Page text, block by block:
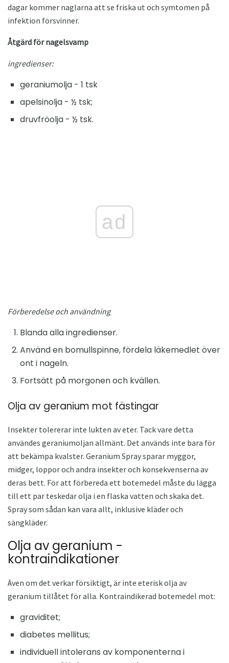
dagar kommer naglarna att se friska ut och symtomen på
infektion försvinner.
Åtgärd för nagelsvamp
ingredienser:
geraniumolja - 1 tsk
apelsinolja - ½ tsk;
druvfröolja - ½ tsk.
ad
Förberedelse och användning
Blanda alla ingredienser.
Använd en bomullspinne, fördela läkemedlet över
ont i nageln.
Fortsätt på morgonen och kvällen.
Olja av geranium mot fästingar
Insekter tolererar inte lukten av eter. Tack vare detta
användes geraniumoljan allmänt. Det används inte bara för
att bekämpa kvalster. Geranium Spray sparar myggor,
midger, loppor och andra insekter och konsekvenserna av
deras bett. För att förbereda ett botemedel måste du lägga
till ett par teskedar olja i en flaska vatten och skaka det.
Spray som sådan kan vara allt, inklusive kläder och
sängkläder.
Olja av geranium -
kontraindikationer
Även om det verkar försiktigt, är inte eterisk olja av
geranium tillåtet för alla. Kontraindikerad botemedel mot:
graviditet;
diabetes mellitus;
individuell intolerans av komponenterna i